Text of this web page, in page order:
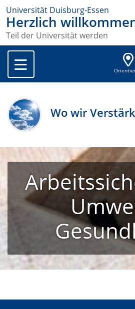
Universität Duisburg-Essen
Herzlich
Teil der Universität werden
Wo wir